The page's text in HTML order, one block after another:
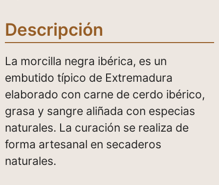
Descripción
La morcilla negra ibérica, es un
embutido típico de Extremadura
elaborado con carne de cerdo ibérico,
grasa y sangre aliñada con especias
naturales. La curación se realiza de
forma artesanal en secaderos
naturales.